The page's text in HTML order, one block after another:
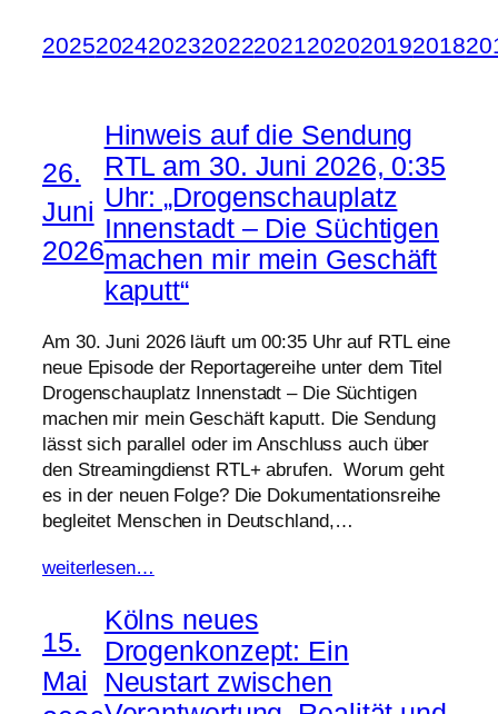
20252024202320222021202020192018
26.
Juni
2026
Hinweis auf die Sendung
RTL am 30. Juni 2026, 0:35
Uhr: „Drogenschauplatz
Innenstadt – Die Süchtigen
machen mir mein Geschäft
kaputt“
Am 30. Juni 2026 läuft um 00:35 Uhr auf RTL eine
neue Episode der Reportagereihe unter dem Titel
Drogenschauplatz Innenstadt – Die Süchtigen
machen mir mein Geschäft kaputt. Die Sendung
lässt sich parallel oder im Anschluss auch über
den Streamingdienst RTL+ abrufen. Worum geht
es in der neuen Folge? Die Dokumentationsreihe
begleitet Menschen in Deutschland,…
weiterlesen…
15.
Mai
Kölns neues
Drogenkonzept: Ein
Neustart zwischen